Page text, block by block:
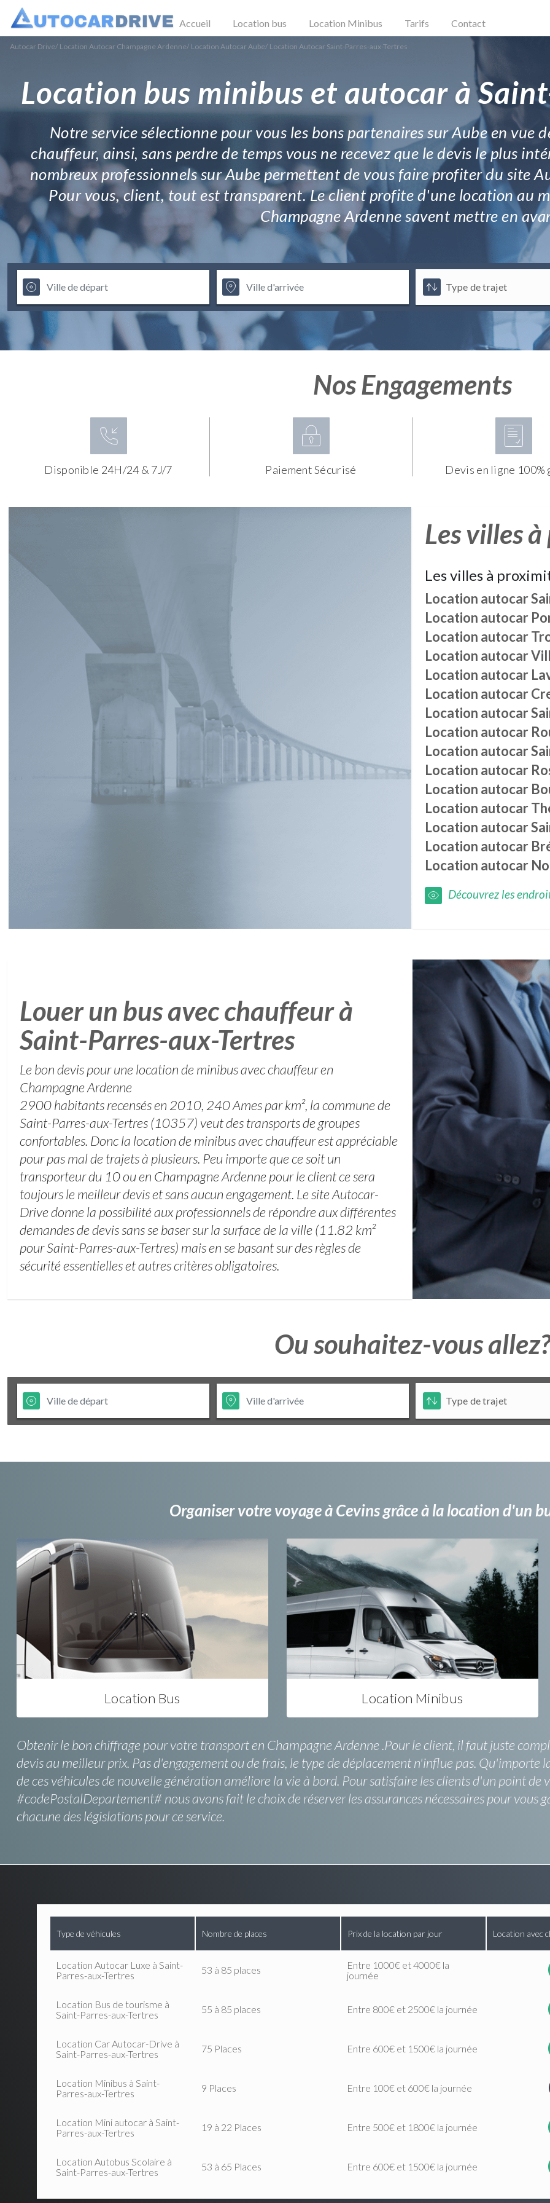
Accueil Location bus Location Minibus Tarifs Contact
Autocar Drive/ Location Autocar Champagne Ardenne/ Location Autocar Aube/ Location Autocar Saint-Parres-aux-Tertres
Location bus minibus et autocar à
Notre service sélectionne pour vous les bons partenaires sur Aube en vue
chauffeur, ainsi, sans perdre de temps vous ne recevez que le devis le plus
nombreux professionnels sur Aube permettent de vous faire profiter du site
Pour vous, client, tout est transparent. Le client profite d'une location au
Champagne Ardenne savent mettre en
Nos Engagements
Disponible 24H/24 & 7J/7 Paiement Sécurisé Devis en ligne
Les villes
Les villes à
Location autocar
Location autocar
Location autocar
Location autocar
Location autocar
Location autocar
Location autocar
Location autocar
Location autocar
Location autocar
Location autocar
Location autocar
Location autocar
Location autocar
Location autocar
Découvrez les
Louer un bus avec chauffeur à
Saint-Parres-aux-Tertres
Le bon devis pour une location de minibus avec chauffeur en
Champagne Ardenne
2900 habitants recensés en 2010, 240 Ames par km², la commune de
Saint-Parres-aux-Tertres (10357) veut des transports de groupes
confortables. Donc la location de minibus avec chauffeur est appréciable
pour pas mal de trajets à plusieurs. Peu importe que ce soit un
transporteur du 10 ou en Champagne Ardenne pour le client ce sera
toujours le meilleur devis et sans aucun engagement. Le site Autocar-
Drive donne la possibilité aux professionnels de répondre aux différentes
demandes de devis sans se baser sur la surface de la ville (11.82 km²
pour Saint-Parres-aux-Tertres) mais en se basant sur des règles de
sécurité essentielles et autres critères obligatoires.
Ou souhaitez-vous allez?
Organiser votre voyage à Cevins grâce à la location d'un
Location Bus Location Minibus
Obtenir le bon chiffrage pour votre transport en Champagne Ardenne .Pour le client, il faut juste
devis au meilleur prix. Pas d'engagement ou de frais, le type de déplacement n'influe pas. Qu'importe
de ces véhicules de nouvelle génération améliore la vie à bord. Pour satisfaire les clients d'un point de
#codePostalDepartement# nous avons fait le choix de réserver les assurances nécessaires pour
chacune des législations pour ce service.
Type de véhicules Nombre de places Prix de la location par jour Location avec
Location Autocar Luxe à Saint-
Parres-aux-Tertres
53 à 85 places
Entre 1000€ et 4000€ la
journée
Location Bus de tourisme à
Saint-Parres-aux-Tertres
55 à 85 places Entre 800€ et 2500€ la journée
Location Car Autocar-Drive à
Saint-Parres-aux-Tertres
75 Places Entre 600€ et 1500€ la journée
Location Minibus à Saint-
Parres-aux-Tertres
9 Places Entre 100€ et 600€ la journée
Location Mini autocar à Saint-
Parres-aux-Tertres
19 à 22 Places Entre 500€ et 1800€ la journée
Location Autobus Scolaire à
Saint-Parres-aux-Tertres
53 à 65 Places Entre 600€ et 1500€ la journée